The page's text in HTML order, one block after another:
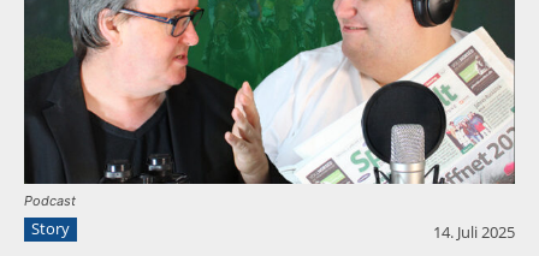
Podcast
Story 14. Juli 2025